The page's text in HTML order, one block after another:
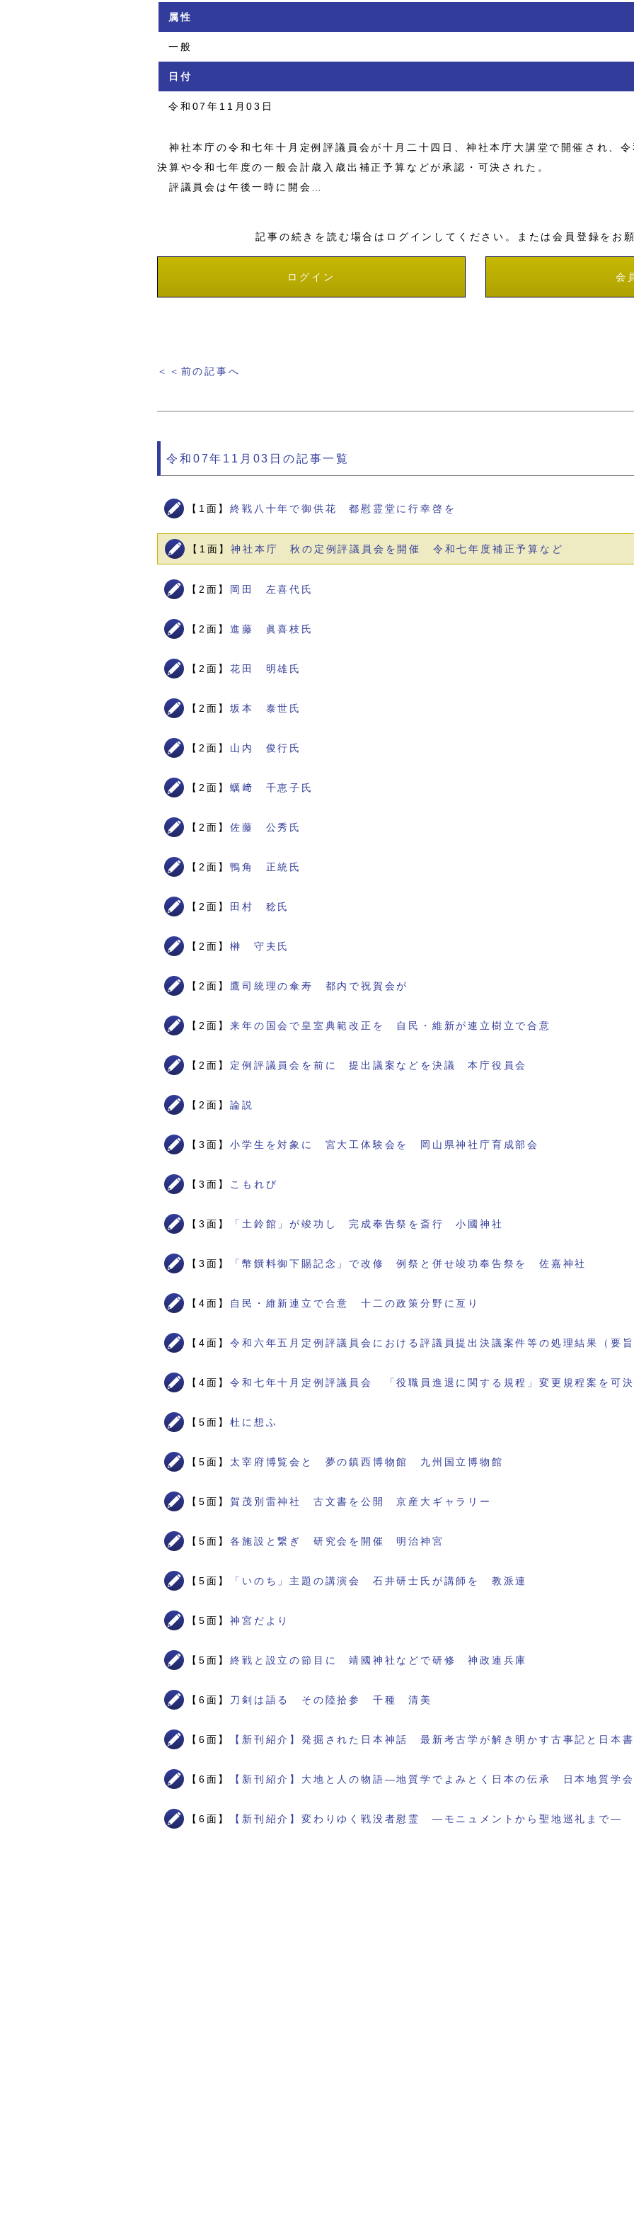
属性
一般
日付
令和07年11月03日
神社本庁の令和七年十月定例評議員会が十月二十四日、神社本庁大講堂で開催され、
決算や令和七年度の一般会計歳入歳出補正予算などが承認・可決された。
評議員会は午後一時に開会…
記事の続きを読む場合はログインしてください。または会員登録をお
ログイン 会
＜＜前の記事へ
令和07年11月03日の記事一覧
【1面】終戦八十年で御供花 都慰霊堂に行幸啓を
【1面】神社本庁 秋の定例評議員会を開催 令和七年度補正予算など
【2面】 岡田 左喜代氏
【2面】進藤 眞喜枝氏
【2面】花田 明雄氏
【2面】坂本 泰世氏
【2面】 山内 俊行氏
【2面】蠣﨑 千恵子氏
【2面】佐藤 公秀氏
【2面】鴨角 正統氏
【2面】 田村 稔氏
【2面】榊 守夫氏
【2面】 鷹司統理の傘寿 都内で祝賀会が
【2面】来年の国会で皇室典範改正を 自民・維新が連立樹立で合意
【2面】 定例評議員会を前に 提出議案などを決議 本庁役員会
【2面】論説
【3面】小学生を対象に 宮大工体験会を 岡山県神社庁育成部会
【3面】 こもれび
【3面】 「土鈴館」が竣功し 完成奉告祭を斎行 小國神社
【3面】 「幣饌料御下賜記念」で改修 例祭と併せ竣功奉告祭を 佐嘉神社
【4面】 自民・維新連立で合意 十二の政策分野に亙り
【4面】令和六年五月定例評議員会における評議員提出決議案件等の処理結果（要旨
【4面】令和七年十月定例評議員会 「役職員進退に関する規程」変更規程案を可決
【5面】杜に想ふ
【5面】 太宰府博覧会と 夢の鎮西博物館 九州国立博物館
【5面】賀茂別雷神社 古文書を公開 京産大ギャラリー
【5面】各施設と繋ぎ 研究会を開催 明治神宮
【5面】 「いのち」主題の講演会 石井研士氏が講師を 教派連
【5面】神宮だより
【5面】終戦と設立の節目に 靖國神社などで研修 神政連兵庫
【6面】 刀剣は語る その陸拾参 千種 清美
【6面】 【新刊紹介】発掘された日本神話 最新考古学が解き明かす古事記と日本
【6面】 【新刊紹介】大地と人の物語―地質学でよみとく日本の伝承 日本地質学会
【6面】 【新刊紹介】変わりゆく戦没者慰霊 ―モニュメントから聖地巡礼まで―